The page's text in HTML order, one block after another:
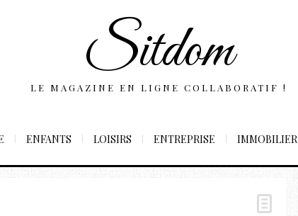
Sitdom
LE MAGAZINE EN LIGNE COLLABORATIF !
ENFANTS LOISIRS ENTREPRISE IMMOBILIER